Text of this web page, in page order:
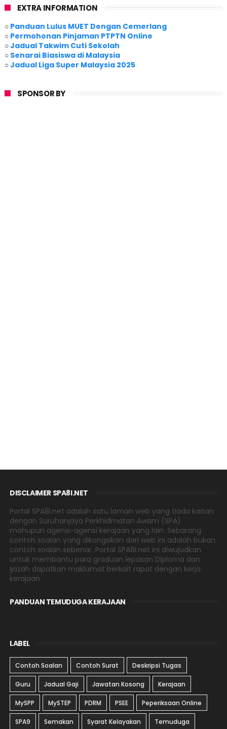
EXTRA INFORMATION
○ Panduan Lulus MUET Dengan Cemerlang
○ Permohonan Pinjaman PTPTN Online
○Jadual Takwim Cuti Sekolah
○ Senarai Biasiswa di Malaysia
○Jadual Liga Super Malaysia 2025
SPONSOR BY
DISCLAIMER SPA8I.NET
Portal SPA8i.net adalah satu laman web yang tiada kaitan
dengan Suruhanjaya Perkhidmatan Awam (SPA)
mahupun agensi-agensi kerajaan yang lain. Sebarang
contoh soalan yang dikongsikan dari web ini adalah bukan
contoh soalan sebenar. Portal SPA8i.net ini diwujudkan
untuk membantu para graduan lepasan Diploma dan
Ijazah dapatkan maklumat berkait rapat dengan kerja
kerajaan.
PANDUAN TEMUDUGA KERAJAAN
LABEL
Contoh Soalan Contoh Surat Deskripsi Tugas
Guru Jadual Gaji Jawatan Kosong Kerajaan
MySPP MySTEP PDRM PSEE Peperiksaan Online
SPA9 Semakan Syarat Kelayakan Temuduga